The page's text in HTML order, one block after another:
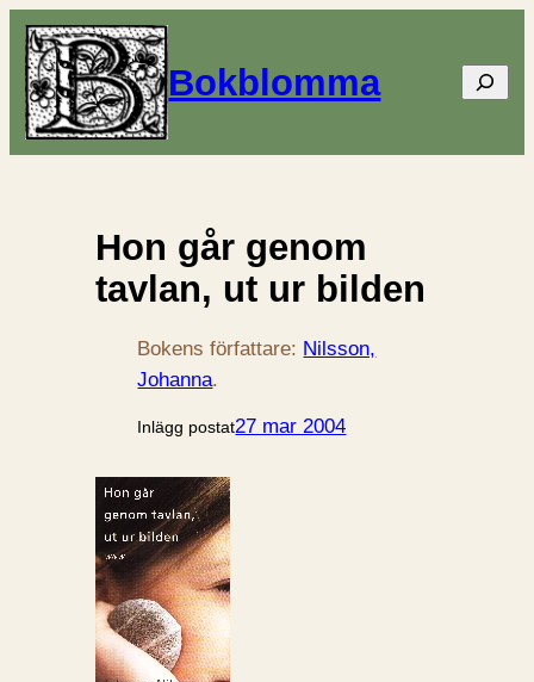
Bokblomma Sök
Hon går genom
tavlan, ut ur bilden
Bokens författare: Nilsson,
Johanna.
Inlägg postat27 mar 2004